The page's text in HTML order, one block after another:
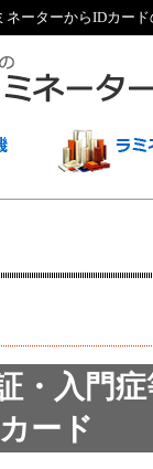
ーターからIDカー
・入門
ード